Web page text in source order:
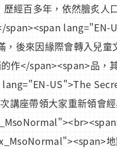
經百多年，依然膾炙人
span><span lang="EN-
後來因緣際會轉入兒童
</span><span>品，其
US">The
座帶領大家重新領會經